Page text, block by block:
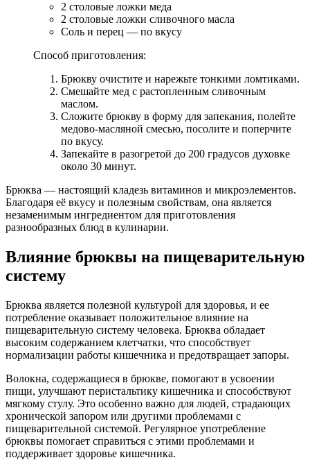
2 столовые ложки меда
2 столовые ложки сливочного масла
Соль и перец — по вкусу
Способ приготовления:
Брюкву очистите и нарежьте тонкими ломтиками.
Смешайте мед с растопленным сливочным
маслом.
Сложите брюкву в форму для запекания, полейте
медово-масляной смесью, посолите и поперчите
по вкусу.
Запекайте в разогретой до 200 градусов духовке
около 30 минут.
Брюква — настоящий кладезь витаминов и микроэлементов.
Благодаря её вкусу и полезным свойствам, она является
незаменимым ингредиентом для приготовления
разнообразных блюд в кулинарии.
Влияние брюквы на пищеварительную
систему
Брюква является полезной культурой для здоровья, и ее
потребление оказывает положительное влияние на
пищеварительную систему человека. Брюква обладает
высоким содержанием клетчатки, что способствует
нормализации работы кишечника и предотвращает запоры.
Волокна, содержащиеся в брюкве, помогают в усвоении
пищи, улучшают перистальтику кишечника и способствуют
мягкому стулу. Это особенно важно для людей, страдающих
хронической запором или другими проблемами с
пищеварительной системой. Регулярное употребление
брюквы помогает справиться с этими проблемами и
поддерживает здоровье кишечника.